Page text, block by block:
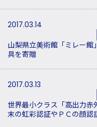
2017.03.14
山梨県立美術館「ミレー
具を寄贈
2017.03.13
世界最小クラス「高出力赤
末の虹彩認証やＰＣの顔認